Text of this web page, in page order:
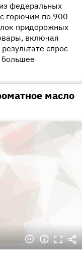
федеральных
горючим по 900
придорожных
включая
спрос
большее
масло